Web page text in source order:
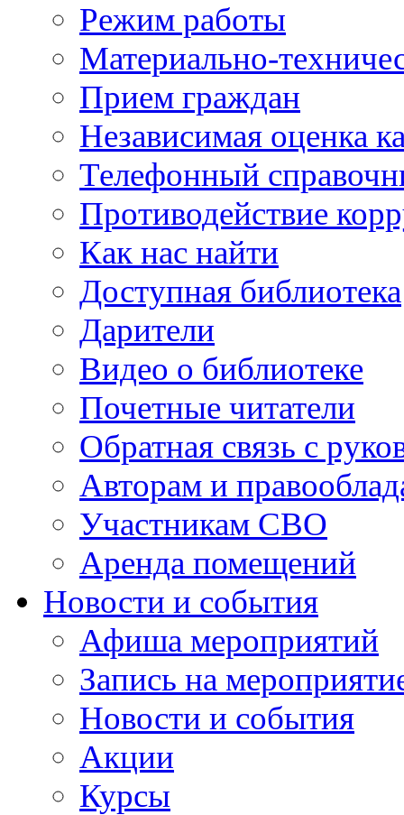
Режим работы
Материально-
Прием граждан
Независимая оценка
Телефонный
Противодействие
Как нас найти
Доступная библиотека
Дарители
Видео о библиотеке
Почетные читатели
Обратная связь с
Авторам и
Участникам СВО
Аренда помещений
Новости и события
Афиша мероприятий
Запись на
Новости и события
Акции
Курсы